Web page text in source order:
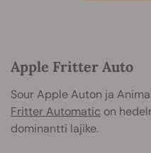
Apple Fritter Auto
Sour Apple Auton ja
Fritter Automatic on
dominantti lajike.